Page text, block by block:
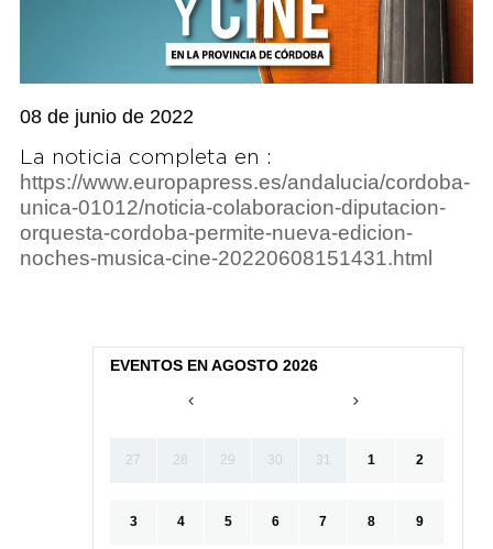
08 de junio de 2022
La noticia completa en :
https://www.europapress.es/andalucia/cordoba-
unica-01012/noticia-colaboracion-diputacion-
orquesta-cordoba-permite-nueva-edicion-
noches-musica-cine-20220608151431.html
EVENTOS EN AGOSTO 2026
27 28 29 30 31 1 2
3 4 5 6 7 8 9